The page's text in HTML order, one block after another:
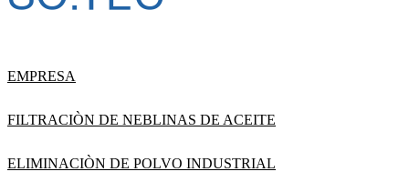
EMPRESA
FILTRACIÒN DE NEBLINAS DE ACEITE
ELIMINACIÒN DE POLVO INDUSTRIAL